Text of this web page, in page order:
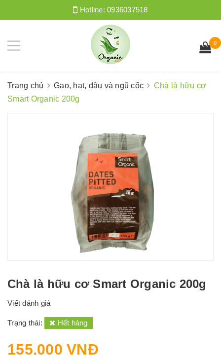
Hotline:0936037518
0
Trang chủ Gạo, hạt, đậu và ngũ cốc
Chà là hữu cơ
Smart Organic 200g
Chà là hữu cơ Smart Organic 200g
Viết đánh giá
Trạng thái: Hết hàng
155.000 VNĐ